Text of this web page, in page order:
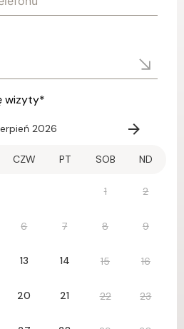
wizyty*
2026
CZW PT SOB ND
1 2
6 7 8 9
13 14 15 16
20 21 22 23